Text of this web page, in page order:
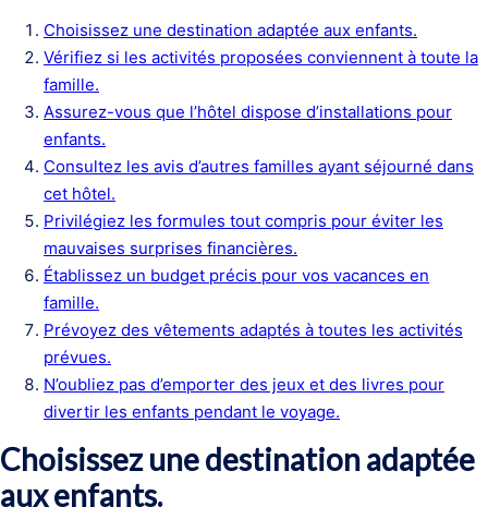
Choisissez une destination adaptée aux enfants.
Vérifiez si les activités proposées conviennent à toute la
famille.
Assurez-vous que l’hôtel dispose d’installations pour
enfants.
Consultez les avis d’autres familles ayant séjourné dans
cet hôtel.
Privilégiez les formules tout compris pour éviter les
mauvaises surprises financières.
Établissez un budget précis pour vos vacances en
famille.
Prévoyez des vêtements adaptés à toutes les activités
prévues.
N’oubliez pas d’emporter des jeux et des livres pour
divertir les enfants pendant le voyage.
Choisissez une destination adaptée
aux enfants.